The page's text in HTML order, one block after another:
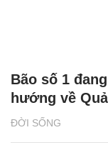
ĐỜI SỐNG
Bão số 1
hướng về